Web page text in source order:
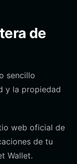
de
sencillo
y la propiedad
web oficial de
de tu
Wallet.